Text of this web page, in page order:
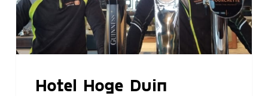
Hotel Hoge Duin